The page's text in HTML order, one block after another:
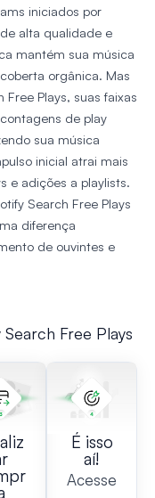
iniciados por
alta qualidade e
mantém sua música
orgânica. Mas
Plays, suas faixas
de play
sua música
inicial atrai mais
e adições a playlists.
Search Free Plays
diferença
de ouvintes e
Free Plays
É isso
aí!
Acesse